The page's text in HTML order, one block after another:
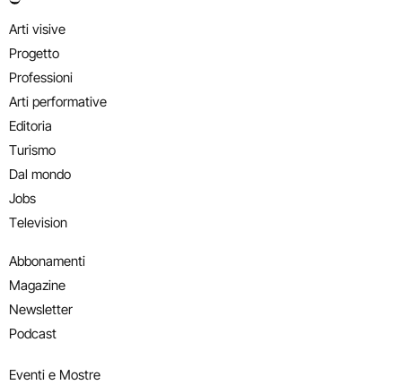
Arti visive
Progetto
Professioni
Arti performative
Editoria
Turismo
Dal mondo
Jobs
Television
Abbonamenti
Magazine
Newsletter
Podcast
Eventi e Mostre